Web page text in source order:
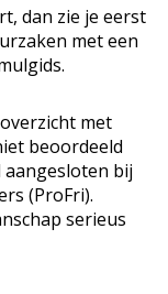
dan zie je eerst
met een
met
beoordeeld
bij
(ProFri).
serieus